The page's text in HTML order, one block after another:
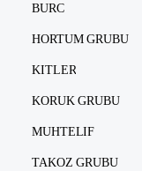
BURC
HORTUM GRUBU
KITLER
KORUK GRUBU
MUHTELIF
TAKOZ GRUBU